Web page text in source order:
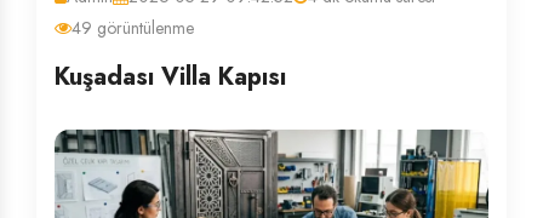
49 görüntülenme
Kuşadası Villa Kapısı